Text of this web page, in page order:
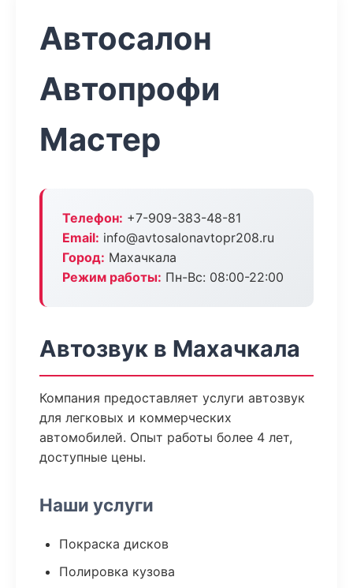
Автосалон
Автопрофи
Мастер
Телефон: +7-909-383-48-81
Email: info@avtosalonavtopr208.ru
Город: Махачкала
Режим работы: Пн-Вс: 08:00-22:00
Автозвук в Махачкала
Компания предоставляет услуги автозвук
для легковых и коммерческих
автомобилей. Опыт работы более 4 лет,
доступные цены.
Наши услуги
Покраска дисков
Полировка кузова